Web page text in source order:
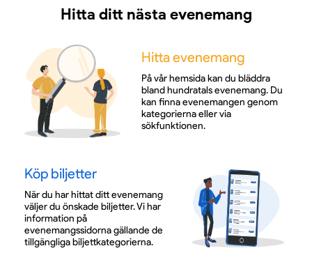
Hitta ditt nästa evenemang
Hitta evenemang
På vår hemsida kan du bläddra
bland hundratals evenemang. Du
kan finna evenemangen genom
kategorierna eller via
sökfunktionen.
Köp biljetter
När du har hittat ditt evenemang
väljer du önskade biljetter. Vi har
information på
evenemangssidorna gällande de
tillgängliga biljettkategorierna.